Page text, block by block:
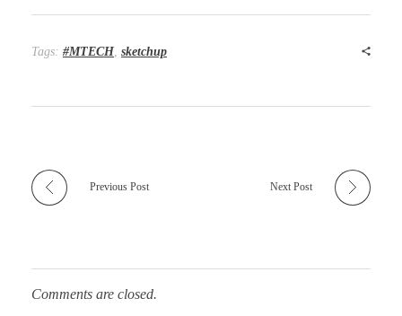
Tags: #MTECH sketchup
Previous Post Next Post
Comments are closed.